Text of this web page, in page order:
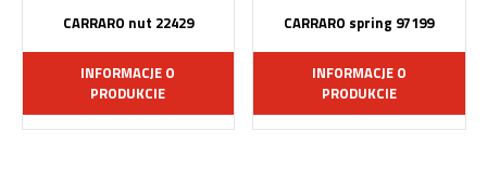
CARRARO nut 22429
INFORMACJE O
PRODUKCIE
CARRARO spring 97199
INFORMACJE O
PRODUKCIE